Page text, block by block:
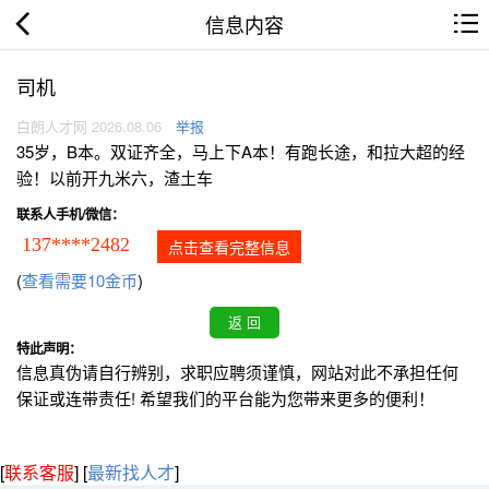
信息内容
司机
白朗人才网 2026.08.06 举报
35岁，B本。双证齐全，马上下A本！有跑长途，和拉大超的经
验！以前开九米六，渣土车
联系人手机/微信：
137****2482 点击查看完整信息
(查看需要10金币)
特此声明：
信息真伪请自行辨别，求职应聘须谨慎，网站对此不承担任何
保证或连带责任! 希望我们的平台能为您带来更多的便利！
[联系客服] [最新找人才]